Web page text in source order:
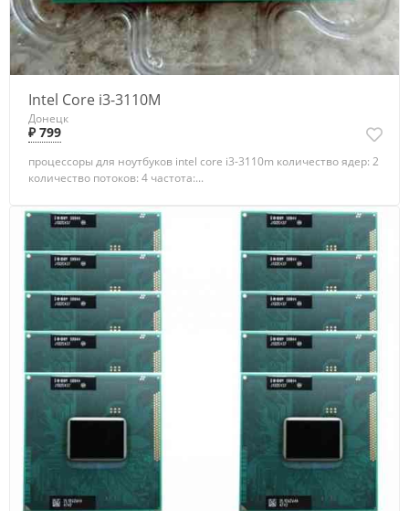
Intel Core i3-3110M
Донецк
₽ 799
процессоры для ноутбуков intel core i3-3110m количество ядер: 2
количество потоков: 4 частота:...